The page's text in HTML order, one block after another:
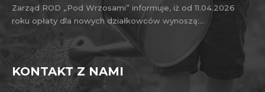
Zarząd ROD „Pod Wrzosami” informuje, iż od 11.04.2026
roku opłaty dla nowych działkowców wynoszą:…
KONTAKT Z NAMI